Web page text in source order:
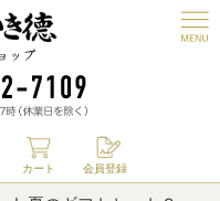
カート 会員登録